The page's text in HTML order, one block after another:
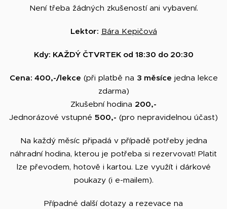
Není třeba žádných zkušeností ani vybavení.
Lektor: Bára Kepičová
​Kdy: KAŽDÝ ČTVRTEK od 18:30 do 20:30
Cena: 400,-/lekce (při platbě na 3 měsíce jedna lekce
zdarma)
Zkušební hodina 200,-
Jednorázové vstupné 500,- (pro nepravidelnou účast)
Na každý měsíc připadá v případě potřeby jedna
náhradní hodina, kterou je potřeba si rezervovat! Platit
lze převodem, hotově i kartou. Lze využít i dárkové
poukazy (i e-mailem).​
​Případné další dotazy a rezevace na